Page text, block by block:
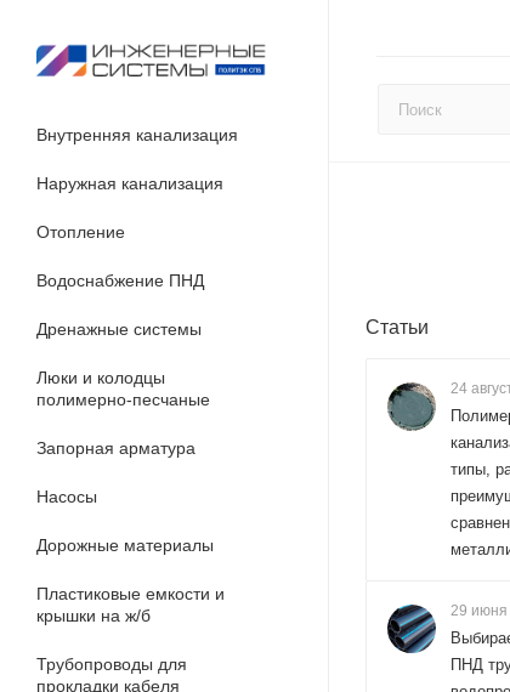
Внутренняя канализация
Наружная канализация
Отопление
Водоснабжение ПНД
Дренажные системы
Люки и колодцы
полимерно-песчаные
Запорная арматура
Насосы
Дорожные материалы
Пластиковые емкости и
крышки на ж/б
Трубопроводы для
прокладки кабеля
Статьи
24
типы,
29 июня
ПНД